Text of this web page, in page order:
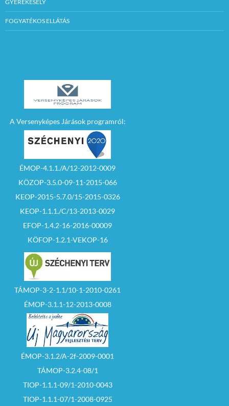
Szécsényi Közös
Önkormányzati
Hivatal
(3170
Szécsény, Rákóczi út
84., Városháza)
A borítékra a
következő szöveget
kell ráírni:
„PÁLYÁZAT–
RÁKÓCZI ÚT 21.”
12. Ajánlati
kötöttség minimális
időtartama: a
pályázat benyújtási
határidejét követő 60
nap
vonatkozó kérdések
feltevésének, az
esetleges további
információszerzés
helye és ideje:
Előzetes telefonon
történő egyeztetés
alapján a pályázat
benyújtására
megjelölt határidőt
megelőző munkanap
00óráig. (Hanzel
Balázs telefonszám:
32/370-199/227
Pályázat bontás:
2026. május 21.
GYEREKESÉLY
FOGYATÉKOS ELLÁTÁS
A Versenyképes Járások programról:
ÉMOP-4.1.1./A/12-2012-0009
KÖZOP-3.5.0-09-11-2015-066
KEOP-2015-5.7.0/15-2015-0326
KEOP-1.1.1./C/13-2013-0029
EFOP-1.4.2-16-2016-00009
KÖFOP-1.2.1-VEKOP-16
TÁMOP-3-2-1.1/10-1-2010-0261
ÉMOP-3.1.1-12-2013-0008
ÉMOP-3.1.2/A-2f-2009-0001
TÁMOP-3.2.4-08/1
TIOP-1.1.1-09/1-2010-0043
TIOP-1.1.1-07/1-2008-0925